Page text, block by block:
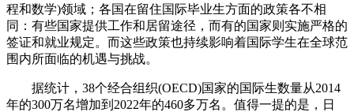
程和数学)领域；各国在留住国际毕业生方面的政策各不相
同：有些国家提供工作和居留途径，而有的国家则实施严格的
签证和就业规定。而这些政策也持续影响着国际学生在全球范
围内所面临的机遇与挑战。
据统计，38个经合组织(OECD)国家的国际生数量从2014
年的300万名增加到2022年的460多万名。值得一提的是，日